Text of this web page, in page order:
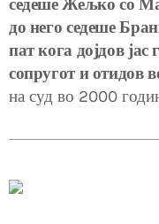
седеше Жељко со
до него седеше
пат кога дојдов
сопругот и отидов
на суд во 2000